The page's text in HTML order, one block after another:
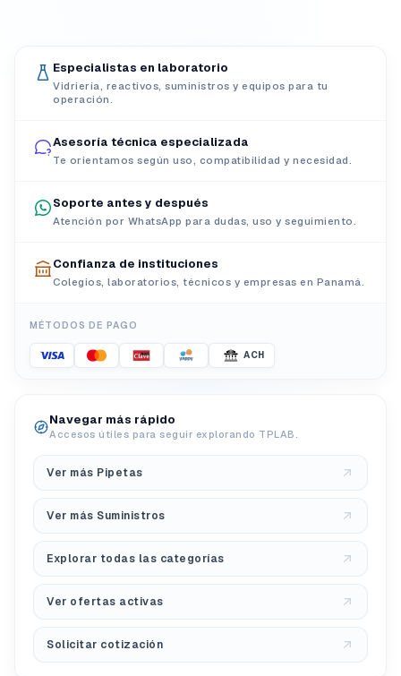
Especialistas en laboratorio
Vidriería, reactivos, suministros y equipos para tu
operación.
Asesoría técnica especializada
Te orientamos según uso, compatibilidad y necesidad.
Soporte antes y después
Atención por WhatsApp para dudas, uso y seguimiento.
Confianza de instituciones
Colegios, laboratorios, técnicos y empresas en Panamá.
MÉTODOS DE PAGO
ACH
Navegar más rápido
Accesos útiles para seguir explorando TPLAB.
Ver más Pipetas
Ver más Suministros
Explorar todas las categorías
Ver ofertas activas
Solicitar cotización